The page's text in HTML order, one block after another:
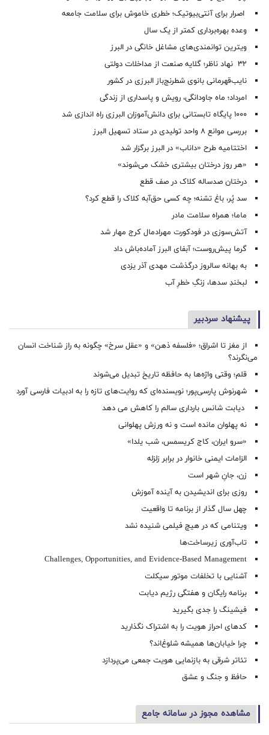
اصرار برای آنتی‌بیوتیک؛ خطری خاموش برای سلامت جامعه
وعده بهره‌برداری کمتر از یک سال
ویترین توانمندی‌های مشاغل خانگی در البرز
۳۲ نهاد ناظر؛ گلایه صنعت از مداخلات دولتی
نایب‌قهرمانی بانوی شطرنج‌باز البرزی در کشور
امرداد؛ ماه جاودانگی، رویش و پاسداری از زندگی
۱۰۰۰ پایگاه تابستانی برای دانش‌آموزان البرزی راه اندازی شد
بررسی موانع ۸ واحد تولیدی در ستاد تسهیل البرز
اختتامیه طرح «داناب» در البرز برگزار شد
«هر روز درختان بیشتری خشک می‌شوند»
درختان صدساله کلاک در صف قطع
سد پُر، باغ تشنه؛ چه کسی حق‌آبه کلاک را قطع کرد؟
ماما؛ همراه سلامت مادر
آتش‌سوزی در فودکورت مهرادمال کرج مهار شد
گرما پیش‌روست؛ آبفای البرز آماده‌باش داد
به بهانه سالروز درگذشت مهدی آذر یزدی
لبخندِ سدها، زنگِ خطرِ آب
پیشنهاد سردبیر
از مغز تا اشراق؛ «فلسفه ذهن» و «عقل سرخ» چگونه به راز شناخت انسان
می‌نگرند؟
قلم؛ وقتی واژه‌ها به حافظه تاریخ تبدیل می‌شوند
شهرنوش پارسی‌پور؛ نویسنده‌ای که روایت‌های تازه را به ادبیات فارسی آورد
دیابت شانس بارداری سالم را کاهش می دهد
نه پهلوان مانده است و نه ورزش پهلوانی
«سرو ایران، کاج کریسمس، شب یلدا»
الزامات ایمنی خانوار در برابر زلزله
زن، جانِ شهر است
روزی برای اندیشیدن به آینده آموزش
چهل سال گذار از برنامه تا واقعیت
ویتنامی که در هیچ فیلمی شنیده نشد
تاب‌آوری زیرساخت‌ها
Challenges, Opportunities, and Evidence-Based Management
آشنایی با تخلفات موتور سیکلت
برنامه رایگان و هفتگی رژیم دیابت
فیشینگ را جدی بگیرید
کدهای احراز هویت را به اشتراک نگذارید
چرا خیابان‌ها همیشه شلوغ‌اند؟
تئاتر شرقی به بازنمایی هویت جمعی می‌پردازد
حافظ و جنگ و عشق
مشاهده مجوز در سامانه جامع